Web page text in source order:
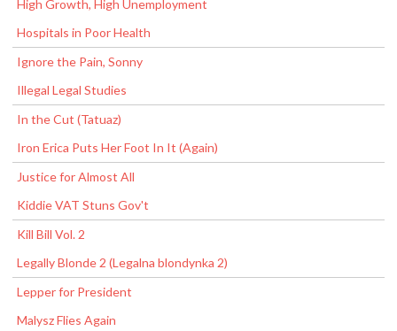
High Growth, High Unemployment
Hospitals in Poor Health
Ignore the Pain, Sonny
Illegal Legal Studies
In the Cut (Tatuaz)
Iron Erica Puts Her Foot In It (Again)
Justice for Almost All
Kiddie VAT Stuns Gov't
Kill Bill Vol. 2
Legally Blonde 2 (Legalna blondynka 2)
Lepper for President
Malysz Flies Again